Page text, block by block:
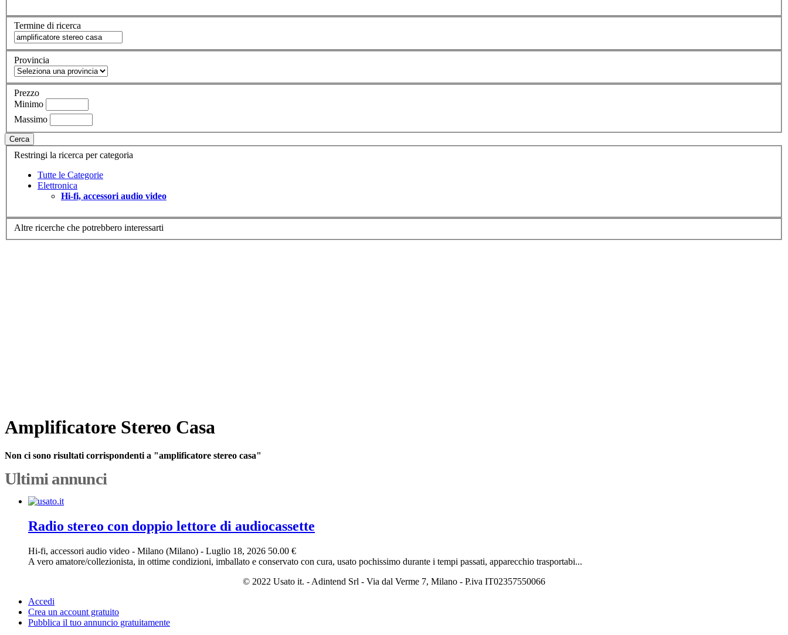
Termine di ricerca
Provincia
Prezzo
Minimo
Massimo
Cerca
Restringi la ricerca per categoria
Tutte le Categorie
Elettronica
Hi-fi, accessori audio video
Altre ricerche che potrebbero interessarti
Amplificatore Stereo Casa
Non ci sono risultati corrispondenti a "amplificatore stereo casa"
Ultimi annunci
Radio stereo con doppio lettore di audiocassette
Hi-fi, accessori audio video - Milano (Milano) - Luglio 18, 2026 50.00 €
A vero amatore/collezionista, in ottime condizioni, imballato e conservato con cura, usato pochissimo durante i tempi passati, apparecchio trasportabi...
© 2022 Usato it. - Adintend Srl - Via dal Verme 7, Milano - P.iva IT02357550066
Accedi
Crea un account gratuito
Pubblica il tuo annuncio gratuitamente